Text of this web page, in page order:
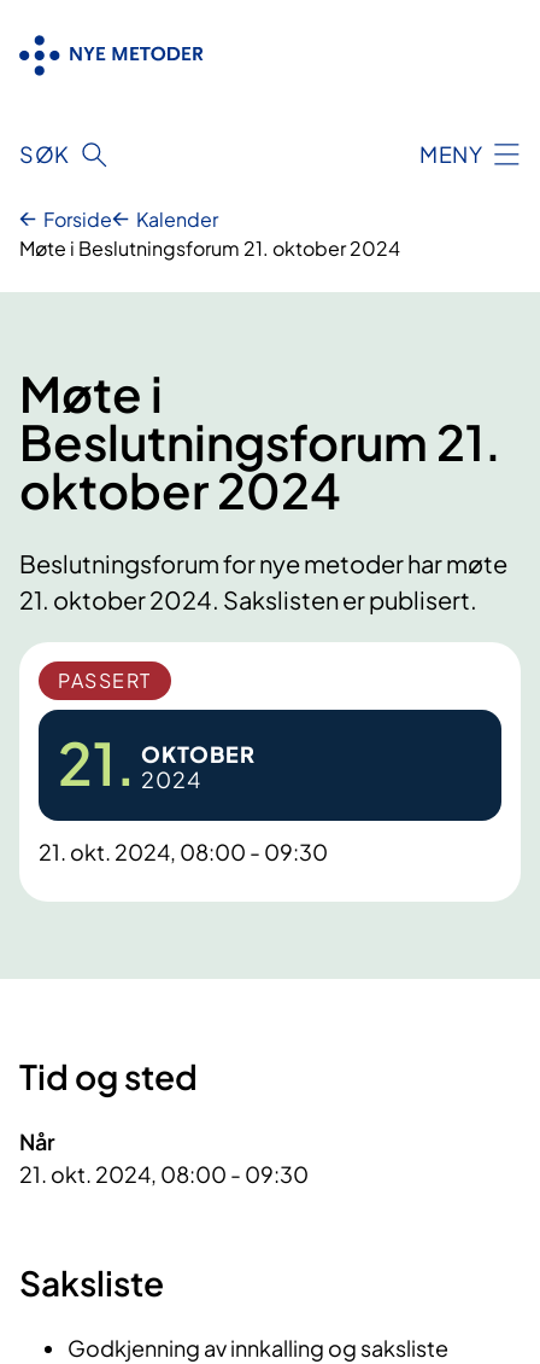
innhold
SØK MENY
Forside
Kalender
Møte i Beslutningsforum 21. oktober 2024
Møte i
Beslutningsforum 21.
oktober 2024
Beslutningsforum for nye metoder har møte
21. oktober 2024. Sakslisten er publisert.
PASSERT
21. OKTOBER
2024
21. okt. 2024, 08:00 - 09:30
Tid og sted
Når
21. okt. 2024, 08:00 - 09:30
Saksliste
Godkjenning av innkalling og saksliste